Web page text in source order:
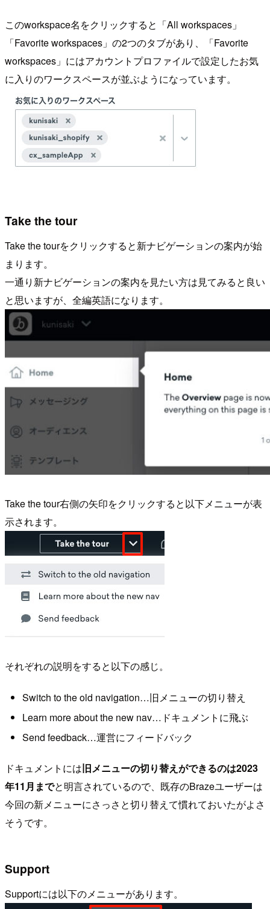
このworkspace名をクリックすると「All workspaces」
「Favorite workspaces」の2つのタブがあり、「Favorite
workspaces」にはアカウントプロファイルで設定したお気
に入りのワークスペースが並ぶようになっています。
Take the tour
Take the tourをクリックすると新ナビゲーションの案内が始
まります。
一通り新ナビゲーションの案内を見たい方は見てみると良い
と思いますが、全編英語になります。
Take the tour右側の矢印をクリックすると以下メニューが表
示されます。
それぞれの説明をすると以下の感じ。
Switch to the old navigation…旧メニューの切り替え
Learn more about the new nav…ドキュメントに飛ぶ
Send feedback…運営にフィードバック
ドキュメントには旧メニューの切り替えができるのは2023
年11月までと明言されているので、既存のBrazeユーザーは
今回の新メニューにさっさと切り替えて慣れておいたがよさ
そうです。
Support
Supportには以下のメニューがあります。